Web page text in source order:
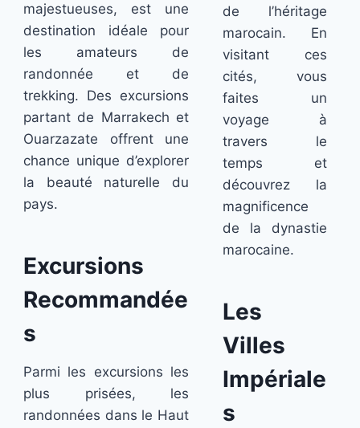
majestueuses, est une
destination idéale pour
les amateurs de
randonnée et de
trekking. Des excursions
partant de Marrakech et
Ouarzazate offrent une
chance unique d’explorer
la beauté naturelle du
pays.
Excursions
Recommandée
s
Parmi les excursions les
plus prisées, les
randonnées dans le Haut
de l’héritage
marocain. En
visitant ces
cités, vous
faites un
voyage à
travers le
temps et
découvrez la
magnificence
de la dynastie
marocaine.
Les
Villes
Impériale
s